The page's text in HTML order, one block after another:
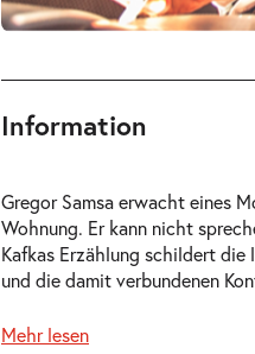
Information
Gregor Samsa erwacht eines
Wohnung. Er kann nicht
Kafkas Erzählung schildert die
und die damit verbundenen
Mehr lesen